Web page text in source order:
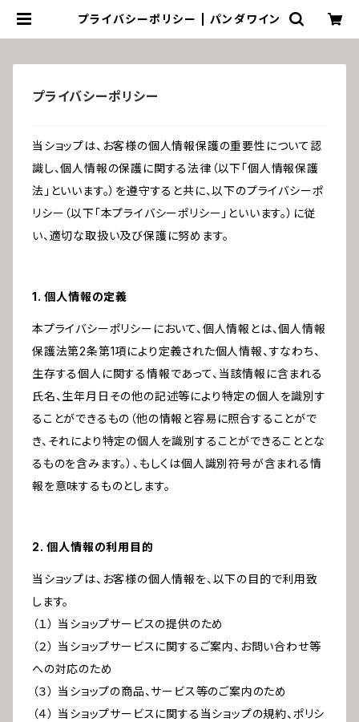
プライバシーポリシー | パンダワイン
プライバシーポリシー
当ショップは、お客様の個人情報保護の重要性について認
識し、個人情報の保護に関する法律（以下「個人情報保護
法」といいます。）を遵守すると共に、以下のプライバシーポ
リシー（以下「本プライバシーポリシー」といいます。）に従
い、適切な取扱い及び保護に努めます。
1. 個人情報の定義
本プライバシーポリシーにおいて、個人情報とは、個人情報
保護法第2条第1項により定義された個人情報、すなわち、
生存する個人に関する情報であって、当該情報に含まれる
氏名、生年月日その他の記述等により特定の個人を識別す
ることができるもの（他の情報と容易に照合することがで
き、それにより特定の個人を識別することができることとな
るものを含みます。）、もしくは個人識別符号が含まれる情
報を意味するものとします。
2. 個人情報の利用目的
当ショップは、お客様の個人情報を、以下の目的で利用致
します。
（１） 当ショップサービスの提供のため
（２） 当ショップサービスに関するご案内、お問い合わせ等
への対応のため
（３） 当ショップの商品、サービス等のご案内のため
（４） 当ショップサービスに関する当ショップの規約、ポリシ